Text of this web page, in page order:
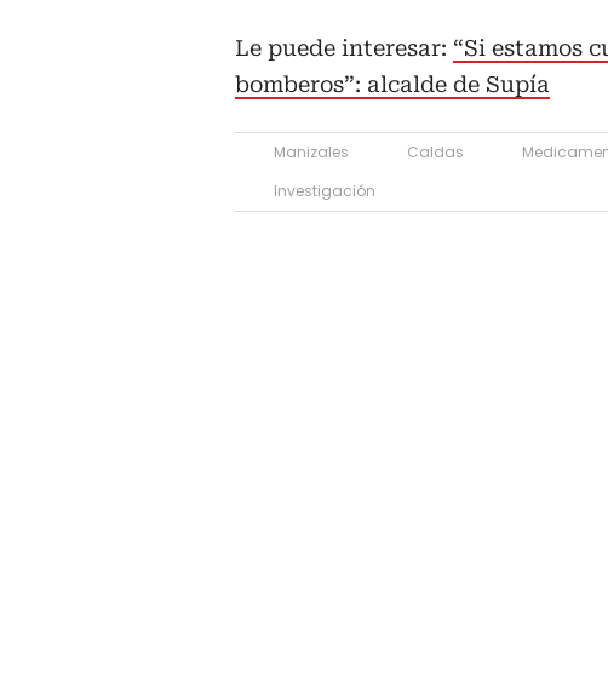
Le puede interesar: “Si estamos
bomberos”: alcalde de Supía
Manizales Caldas
Investigación